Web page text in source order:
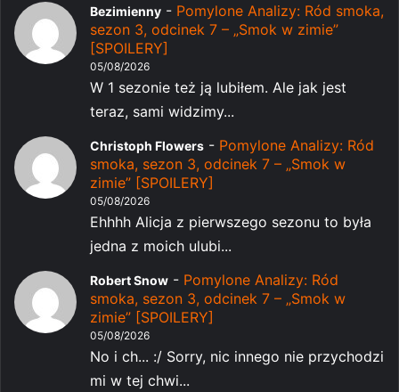
Bezimienny - Pomylone Analizy: Ród smoka,
sezon 3, odcinek 7 – „Smok w zimie”
[SPOILERY]
05/08/2026
W 1 sezonie też ją lubiłem. Ale jak jest
teraz, sami widzimy...
Christoph Flowers - Pomylone Analizy: Ród
smoka, sezon 3, odcinek 7 – „Smok w
zimie” [SPOILERY]
05/08/2026
Ehhhh Alicja z pierwszego sezonu to była
jedna z moich ulubi...
Robert Snow - Pomylone Analizy: Ród
smoka, sezon 3, odcinek 7 – „Smok w
zimie” [SPOILERY]
05/08/2026
No i ch... :/ Sorry, nic innego nie przychodzi
mi w tej chwi...